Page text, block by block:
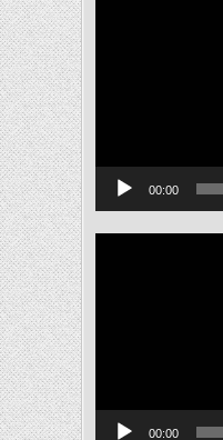
00:00
00:00